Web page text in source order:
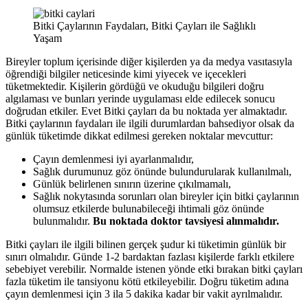
Bitki Çaylarının Faydaları, Bitki Çayları ile Sağlıklı
Yaşam
Bireyler toplum içerisinde diğer kişilerden ya da medya vasıtasıyla
öğrendiği bilgiler neticesinde kimi yiyecek ve içecekleri
tüketmektedir. Kişilerin gördüğü ve okuduğu bilgileri doğru
algılaması ve bunları yerinde uygulaması elde edilecek sonucu
doğrudan etkiler. Evet Bitki çayları da bu noktada yer almaktadır.
Bitki çaylarının faydaları ile ilgili durumlardan bahsediyor olsak da
günlük tüketimde dikkat edilmesi gereken noktalar mevcuttur:
Çayın demlenmesi iyi ayarlanmalıdır,
Sağlık durumunuz göz önünde bulundurularak kullanılmalı,
Günlük belirlenen sınırın üzerine çıkılmamalı,
Sağlık nokytasında sorunları olan bireyler için bitki çaylarının
olumsuz etkilerde bulunabileceği ihtimali göz önünde
bulunmalıdır. Bu noktada doktor tavsiyesi alınmalıdır.
Bitki çayları ile ilgili bilinen gerçek şudur ki tüketimin günlük bir
sınırı olmalıdır. Günde 1-2 bardaktan fazlası kişilerde farklı etkilere
sebebiyet verebilir. Normalde istenen yönde etki bırakan bitki çayları
fazla tüketim ile tansiyonu kötü etkileyebilir. Doğru tüketim adına
çayın demlenmesi için 3 ila 5 dakika kadar bir vakit ayrılmalıdır.